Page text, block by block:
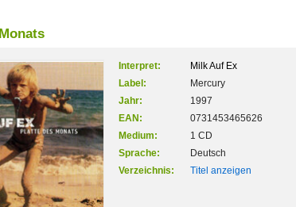
Interpret:
Milk Auf Ex
Label:
Mercury
Jahr:
1997
EAN:
0731453465626
Medium:
1 CD
Sprache:
Deutsch
Verzeichnis:
Titel anzeigen